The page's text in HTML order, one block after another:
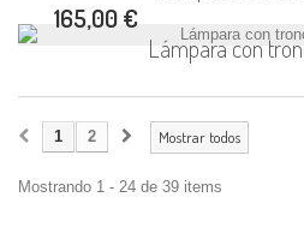
Lámpara con
165,00 €
Mostrar todos
1 2
Mostrando 1 - 24 de 39 items